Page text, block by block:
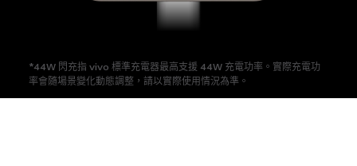
*44W 閃充指 vivo 標準充電器最高支援 44W 充電功率。 實際充電功
率會隨場景變化動態調整，請以實際使用情況為準。